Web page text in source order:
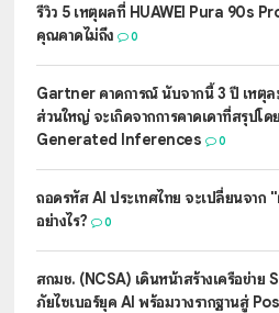
รีวิว 5 เหตุผลที่ HUAWEI Pura 90s
คุณคาดไม่ถึง
0
Gartner คาดการณ์ นับจากนี้ 3 ปี เหตุล
ส่วนใหญ่ จะเกิดจากการคาดเดาที่สรุปโ
Generated Inferences
0
ถอดรหัส AI ประเทศไทย จะเปลี่ยนจาก
อย่างไร?
0
สกมช. (NCSA) เดินหน้าสร้างเครือข่าย
ภัยไซเบอร์ยุค AI พร้อมวางรากฐานสู่